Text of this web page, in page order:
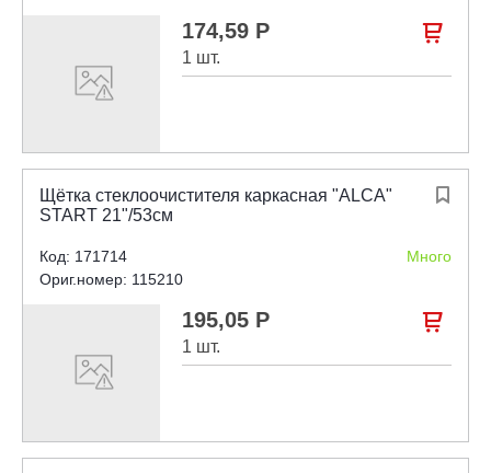
174,59 Р
1 шт.


Щётка стеклоочистителя каркасная "ALCA"
START 21"/53см
Код: 171714
Много
Ориг.номер: 115210
195,05 Р
1 шт.
